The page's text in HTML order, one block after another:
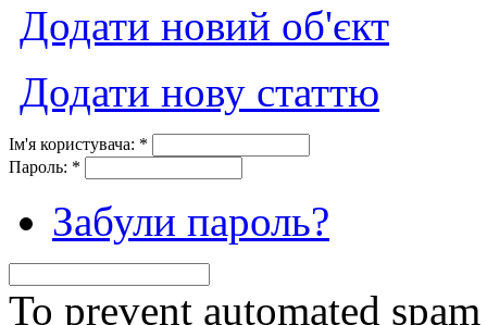
Додати новий об'єкт
Додати нову статтю
Ім'я користувача: *
Пароль: *
Забули пароль?
To prevent automated